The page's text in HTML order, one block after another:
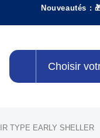
Nouveautés :
Choisir
TYPE EARLY SHELLER